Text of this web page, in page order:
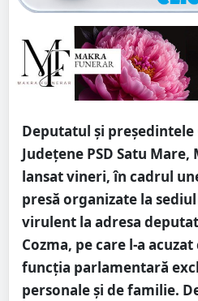
Deputatul și
Județene PSD Satu Mare,
lansat vineri, în cadrul
presă organizate la
virulent la adresa
Cozma, pe care l-a
funcția parlamentară
personale și de familie.